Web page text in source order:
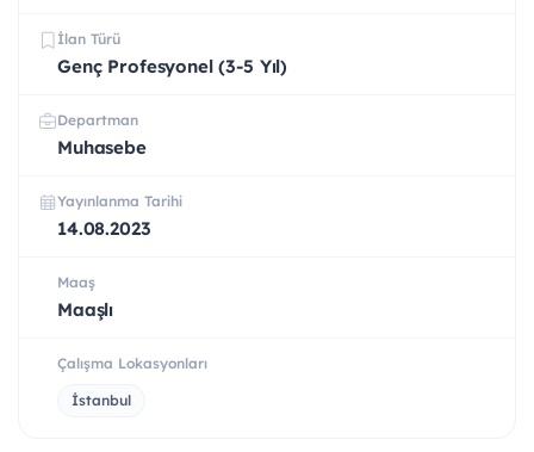
İlan Türü
Genç Profesyonel (3-5 Yıl)
Departman
Muhasebe
Yayınlanma Tarihi
14.08.2023
Maaş
Maaşlı
Çalışma Lokasyonları
İstanbul